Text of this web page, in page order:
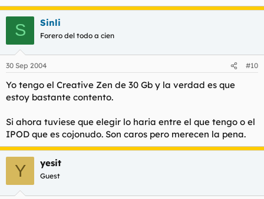
S Sinli
Forero del todo a cien
30 Sep 2004 #10
Yo tengo el Creative Zen de 30 Gb y la verdad es que
estoy bastante contento.
Si ahora tuviese que elegir lo haria entre el que tengo o el
IPOD que es cojonudo. Son caros pero merecen la pena.
Y yesit
Guest